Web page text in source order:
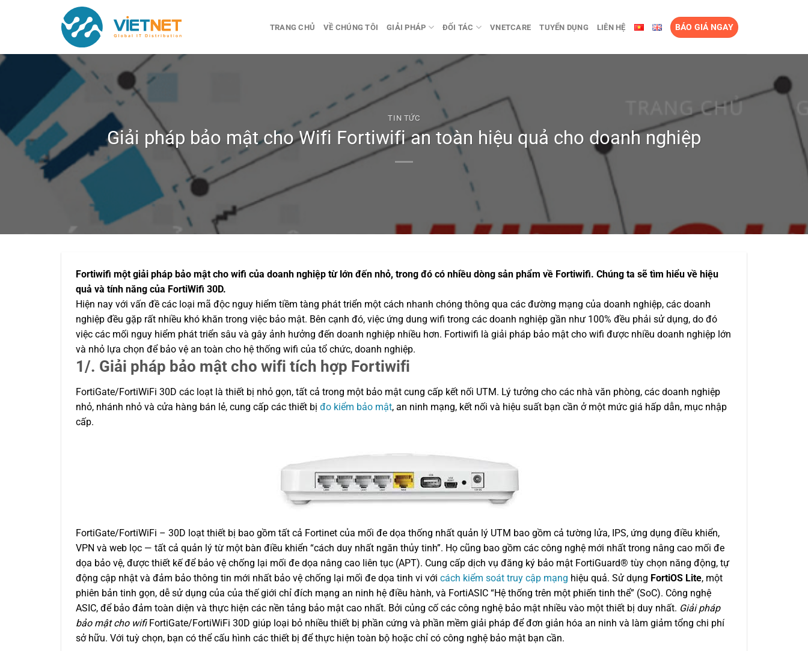
dung
TRANG CHỦ VỀ CHÚNG TÔI GIẢI PHÁP ĐỐI TÁC VNETCARE TUYỂN DỤNG LIÊN HỆ BÁO GIÁ NGAY
TIN TỨC
Giải pháp bảo mật cho Wifi Fortiwifi an toàn hiệu quả cho doanh nghiệp
Fortiwifi một giải pháp bảo mật cho wifi của doanh nghiệp từ lớn đến nhỏ, trong đó có nhiều dòng sản phẩm về Fortiwifi. Chúng ta sẽ tìm hiểu về hiệu
quả và tính năng của FortiWifi 30D.
Hiện nay với vấn đề các loại mã độc nguy hiểm tiềm tàng phát triển một cách nhanh chóng thông qua các đường mạng của doanh nghiệp, các doanh
nghiệp đều gặp rất nhiều khó khăn trong việc bảo mật. Bên cạnh đó, việc ứng dung wifi trong các doanh nghiệp gần như 100% đều phải sử dụng, do đó
việc các mối nguy hiểm phát triển sâu và gây ảnh hưởng đến doanh nghiệp nhiều hơn. Fortiwifi là giải pháp bảo mật cho wifi được nhiều doanh nghiệp lớn
và nhỏ lựa chọn để bảo vệ an toàn cho hệ thống wifi của tổ chức, doanh nghiệp.
1/. Giải pháp bảo mật cho wifi tích hợp Fortiwifi
FortiGate/FortiWiFi 30D các loạt là thiết bị nhỏ gọn, tất cả trong một bảo mật cung cấp kết nối UTM. Lý tưởng cho các nhà văn phòng, các doanh nghiệp
nhỏ, nhánh nhỏ và cửa hàng bán lẻ, cung cấp các thiết bị đo kiểm bảo mật, an ninh mạng, kết nối và hiệu suất bạn cần ở một mức giá hấp dẫn, mục nhập
cấp.
FortiGate/FortiWiFi – 30D loạt thiết bị bao gồm tất cả Fortinet của mối đe dọa thống nhất quản lý UTM bao gồm cả tường lửa, IPS, ứng dụng điều khiển,
VPN và web lọc — tất cả quản lý từ một bàn điều khiển “cách duy nhất ngăn thủy tinh”. Họ cũng bao gồm các công nghệ mới nhất trong nâng cao mối đe
dọa bảo vệ, được thiết kế để bảo vệ chống lại mối đe dọa nâng cao liên tục (APT). Cung cấp dịch vụ đăng ký bảo mật FortiGuard® tùy chọn năng động, tự
động cập nhật và đảm bảo thông tin mới nhất bảo vệ chống lại mối đe dọa tinh vi với cách kiểm soát truy cập mạng hiệu quả. Sử dụng FortiOS Lite, một
phiên bản tinh gọn, dễ sử dụng của của thế giới chỉ đích mạng an ninh hệ điều hành, và FortiASIC “Hệ thống trên một phiến tinh thể” (SoC). Công nghệ
ASIC, để bảo đảm toàn diện và thực hiện các nền tảng bảo mật cao nhất. Bởi củng cố các công nghệ bảo mật nhiều vào một thiết bị duy nhất. Giải pháp
bảo mật cho wifiFortiGate/FortiWiFi 30D giúp loại bỏ nhiều thiết bị phần cứng và phần mềm giải pháp để đơn giản hóa an ninh và làm giảm tổng chi phí
sở hữu. Với tuỳ chọn, bạn có thể cấu hình các thiết bị để thực hiện toàn bộ hoặc chỉ có công nghệ bảo mật bạn cần.